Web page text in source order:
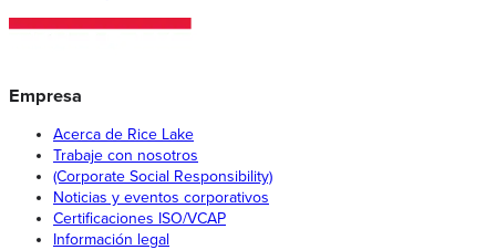
Empresa
Acerca de Rice Lake
Trabaje con nosotros
(Corporate Social Responsibility)
Noticias y eventos corporativos
Certificaciones ISO/VCAP
Información legal